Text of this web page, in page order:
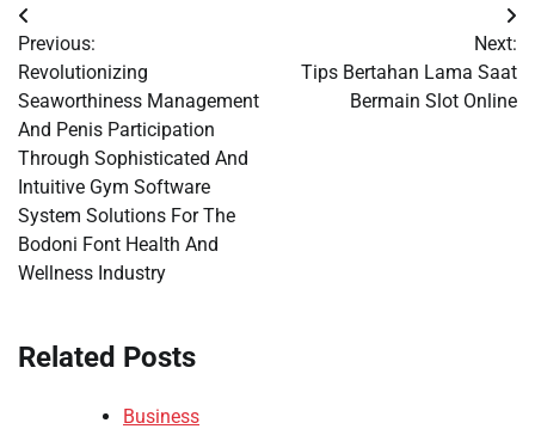
Post
navigation
Previous:
Revolutionizing
Seaworthiness Management
And Penis Participation
Through Sophisticated And
Intuitive Gym Software
System Solutions For The
Bodoni Font Health And
Wellness Industry
Next:
Tips Bertahan Lama Saat
Bermain Slot Online
Related Posts
Business